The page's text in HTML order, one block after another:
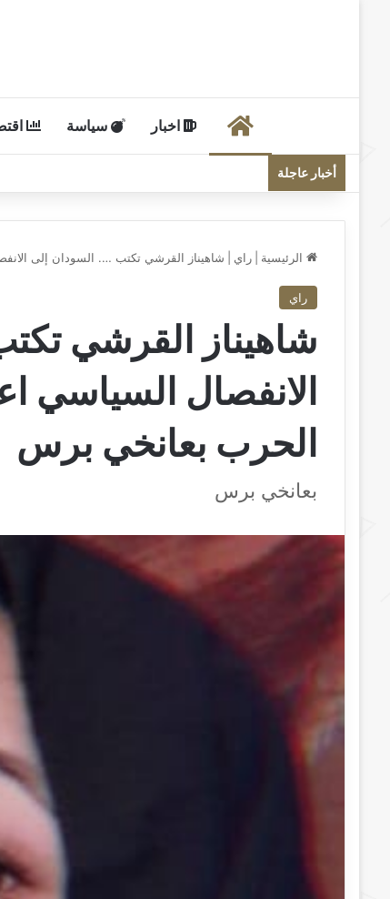
الرئيسيةاخبار سياسة
أخبار عاجلة
الرئيسية راي شاهيناز القرشي تكتب …. السودان إلى
راي
شاهيناز القرشي
الانفصال السياسي
الحرب بعانخي برس
بعانخي برس